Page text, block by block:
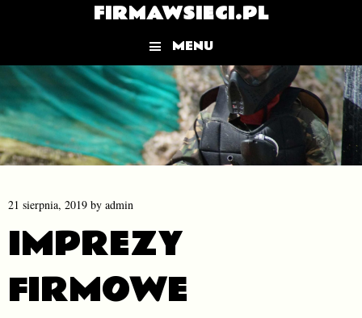
FIRMAWSIECI.PL
MENU
Skip to content
21 sierpnia, 2019 by admin
IMPREZY
FIRMOWE